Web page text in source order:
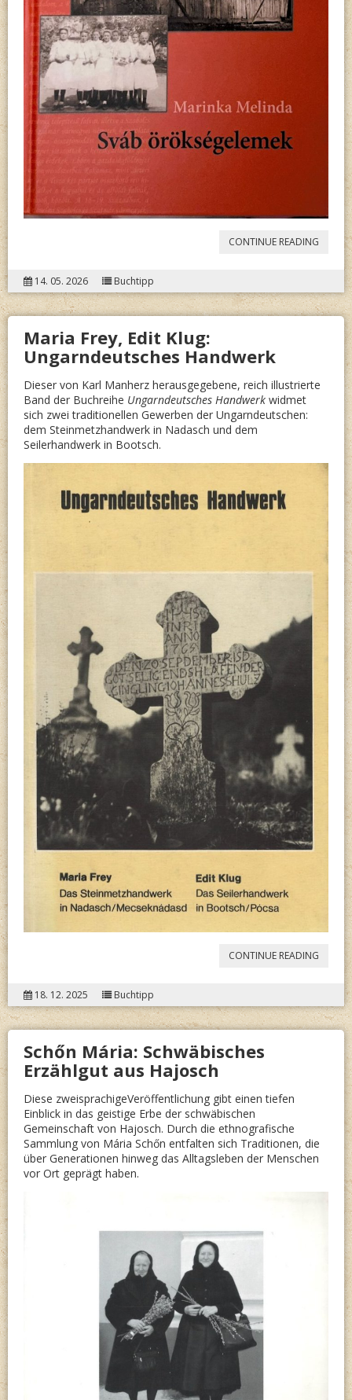
CONTINUE READING
14. 05. 2026 Buchtipp
Maria Frey, Edit Klug:
Ungarndeutsches Handwerk
Dieser von Karl Manherz herausgegebene, reich illustrierte
Band der Buchreihe Ungarndeutsches Handwerk widmet
sich zwei traditionellen Gewerben der Ungarndeutschen:
dem Steinmetzhandwerk in Nadasch und dem
Seilerhandwerk in Bootsch.
CONTINUE READING
MARIA
FREY,
KLUG:
18. 12. 2025 Buchtipp
Schőn Mária: Schwäbisches
Erzählgut aus Hajosch
Diese zweisprachigeVeröffentlichung gibt einen tiefen
Einblick in das geistige Erbe der schwäbischen
Gemeinschaft von Hajosch. Durch die ethnografische
Sammlung von Mária Schőn entfalten sich Traditionen, die
über Generationen hinweg das Alltagsleben der Menschen
vor Ort geprägt haben.